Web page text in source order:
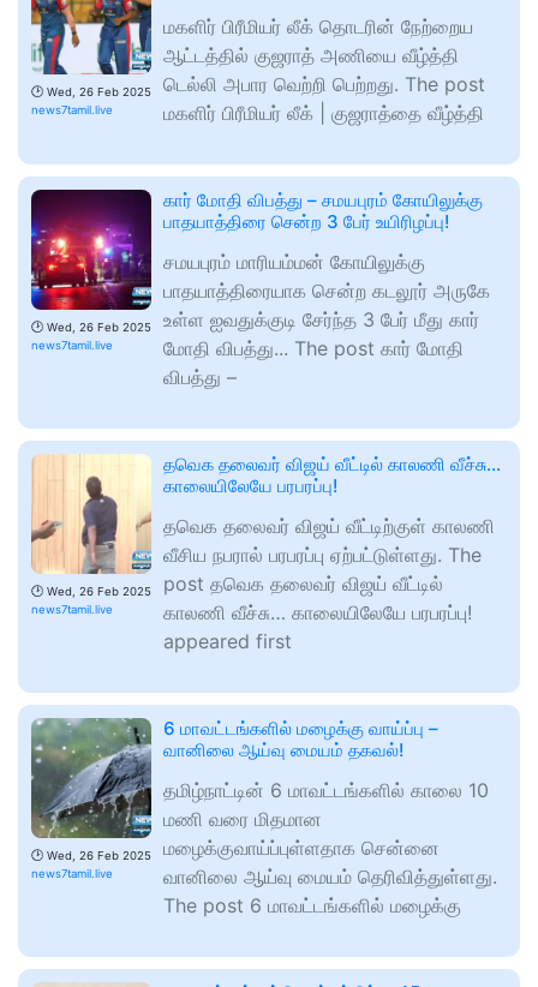
🕑 Wed, 26 Feb 2025
news7tamil.live
மகளிர் பிரீமியர் லீக் தொடரின் நேற்றைய
ஆட்டத்தில் குஜராத் அணியை வீழ்த்தி
டெல்லி அபார வெற்றி பெற்றது. The post
மகளிர் பிரீமியர் லீக் | குஜராத்தை வீழ்த்தி
🕑 Wed, 26 Feb 2025
news7tamil.live
கார் மோதி விபத்து – சமயபுரம் கோயிலுக்கு
பாதயாத்திரை சென்ற 3 பேர் உயிரிழப்பு!
சமயபுரம் மாரியம்மன் கோயிலுக்கு
பாதயாத்திரையாக சென்ற கடலூர் அருகே
உள்ள ஐவதுக்குடி சேர்ந்த 3 பேர் மீது கார்
மோதி விபத்து... The post கார் மோதி
விபத்து –
🕑 Wed, 26 Feb 2025
news7tamil.live
தவெக தலைவர் விஜய் வீட்டில் காலணி வீச்சு…
காலையிலேயே பரபரப்பு!
தவெக தலைவர் விஜய் வீட்டிற்குள் காலணி
வீசிய நபரால் பரபரப்பு ஏற்பட்டுள்ளது. The
post தவெக தலைவர் விஜய் வீட்டில்
காலணி வீச்சு… காலையிலேயே பரபரப்பு!
appeared first
🕑 Wed, 26 Feb 2025
news7tamil.live
6 மாவட்டங்களில் மழைக்கு வாய்ப்பு –
வானிலை ஆய்வு மையம் தகவல்!
தமிழ்நாட்டின் 6 மாவட்டங்களில் காலை 10
மணி வரை மிதமான
மழைக்குவாய்ப்புள்ளதாக சென்னை
வானிலை ஆய்வு மையம் தெரிவித்துள்ளது.
The post 6 மாவட்டங்களில் மழைக்கு